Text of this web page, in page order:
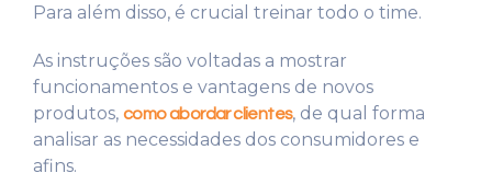
Para além disso, é crucial treinar todo o time.
As instruções são voltadas a mostrar
funcionamentos e vantagens de novos
produtos, como abordar clientes, de qual forma
analisar as necessidades dos consumidores e
afins.